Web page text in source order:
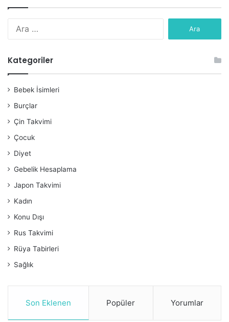
Kategoriler
Bebek İsimleri
Burçlar
Çin Takvimi
Çocuk
Diyet
Gebelik Hesaplama
Japon Takvimi
Kadın
Konu Dışı
Rus Takvimi
Rüya Tabirleri
Sağlık
Son Eklenen Popüler Yorumlar